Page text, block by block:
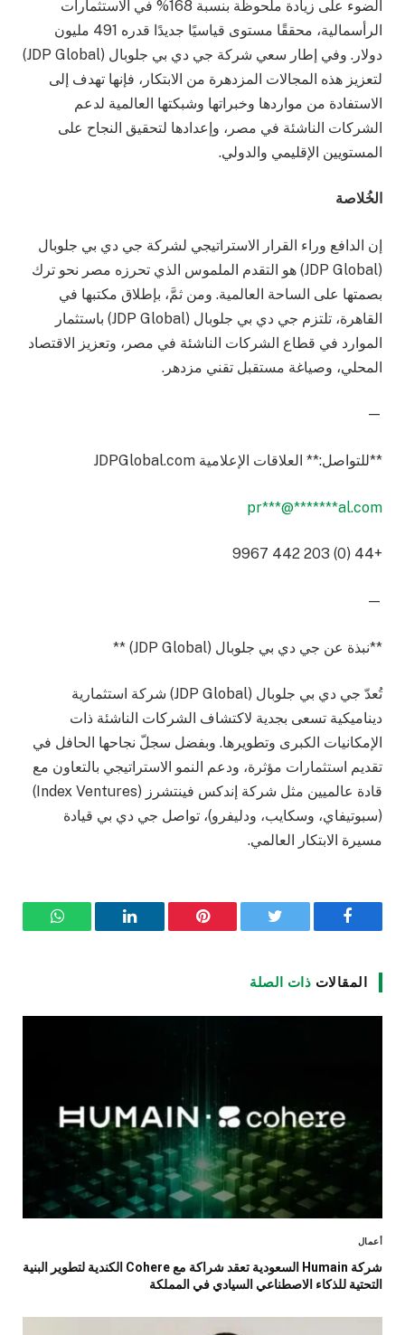
الضوء على زيادة ملحوظة بنسبة 168% في الاستثمارات
الرأسمالية، محققًا مستوى قياسيًا جديدًا قدره 491 مليون
دولار. وفي إطار سعي شركة جي دي بي جلوبال (JDP Global)
لتعزيز هذه المجالات المزدهرة من الابتكار، فإنها تهدف إلى
الاستفادة من مواردها وخبراتها وشبكتها العالمية لدعم
الشركات الناشئة في مصر، وإعدادها لتحقيق النجاح على
المستويين الإقليمي والدولي.
الخُلاصة
إن الدافع وراء القرار الاستراتيجي لشركة جي دي بي جلوبال
(JDP Global) هو التقدم الملموس الذي تحرزه مصر نحو ترك
بصمتها على الساحة العالمية. ومن ثمَّ، بإطلاق مكتبها في
القاهرة، تلتزم جي دي بي جلوبال (JDP Global) باستثمار
الموارد في قطاع الشركات الناشئة في مصر، وتعزيز الاقتصاد
المحلي، وصياغة مستقبل تقني مزدهر.
—
**للتواصل:** العلاقات الإعلامية JDPGlobal.com
pr***@*******al.com
+44 (0) 203 442 9967
—
**نبذة عن جي دي بي جلوبال (JDP Global) **
تُعدّ جي دي بي جلوبال (JDP Global) شركة استثمارية
ديناميكية تسعى بجدية لاكتشاف الشركات الناشئة ذات
الإمكانيات الكبرى وتطويرها. وبفضل سجلّ نجاحها الحافل في
تقديم استثمارات مؤثرة، ودعم النمو الاستراتيجي بالتعاون مع
قادة عالميين مثل شركة إندكس فينتشرز (Index Ventures)
(سبوتيفاي، وسكايب، ودليفرو)، تواصل جي دي بي قيادة
مسيرة الابتكار العالمي.
فيسبوك تويتر بينتيريست لينكدإن واتساب
المقالات ذات الصلة
أعمال
شركة Humain السعودية تعقد شراكة مع Cohere الكندية لتطوير البنية
التحتية للذكاء الاصطناعي السيادي في المملكة